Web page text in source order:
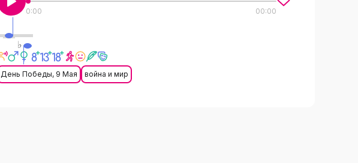
0:00 00:00
♭
День Победы, 9 Мая война и мир